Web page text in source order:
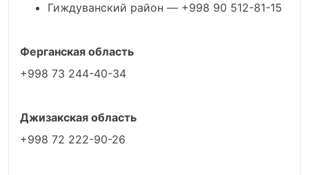
Гиждуванский район — +998 90 512-81-15
Ферганская область
+998 73 244-40-34
Джизакская область
+998 72 222-90-26